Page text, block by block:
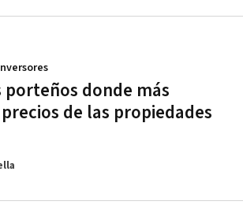
porteños donde más
de las propiedades